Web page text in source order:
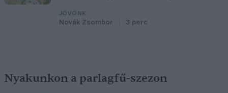
JÖVŐNK
Novák Zsombor 3 perc
Nyakunkon a parlagfű-szezon